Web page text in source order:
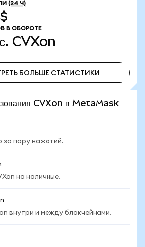
(24 Ч)
В ОБОРОТЕ
CVXon
БОЛЬШЕ СТАТИСТИКИ
CVXon в MetaMask
за пару нажатий.
на наличные.
внутри и между блокчейнами.